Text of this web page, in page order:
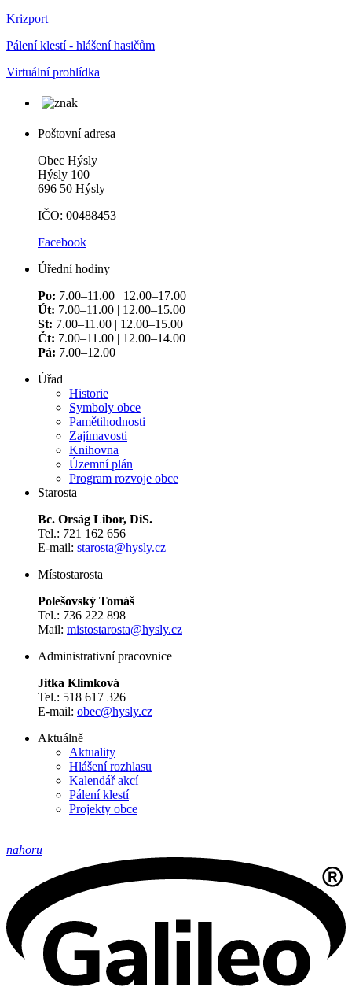
Krizport
Pálení klestí - hlášení hasičům
Virtuální prohlídka
Poštovní adresa
Obec Hýsly
Hýsly 100
696 50 Hýsly
IČO: 00488453
Facebook
Úřední hodiny
Po: 7.00–11.00 | 12.00–17.00
Út: 7.00–11.00 | 12.00–15.00
St: 7.00–11.00 | 12.00–15.00
Čt: 7.00–11.00 | 12.00–14.00
Pá: 7.00–12.00
Úřad
Historie
Symboly obce
Pamětihodnosti
Zajímavosti
Knihovna
Územní plán
Program rozvoje obce
Starosta
Bc. Orság Libor, DiS.
Tel.: 721 162 656
E-mail: starosta@hysly.cz
​​​​​​​Místostarosta
Polešovský Tomáš
Tel.: 736 222 898
Mail: mistostarosta@hysly.cz
Administrativní pracovnice
Jitka Klimková
Tel.: 518 617 326
E-mail: obec@hysly.cz
Aktuálně
Aktuality
Hlášení rozhlasu
Kalendář akcí
Pálení klestí
Projekty obce
nahoru